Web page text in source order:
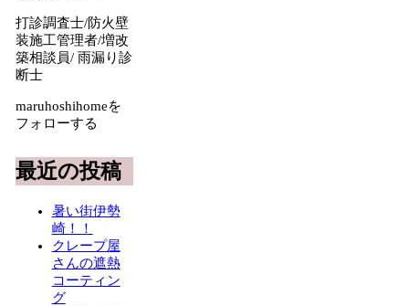
打診調査士/防火壁
装施工管理者/増改
築相談員/ 雨漏り診
断士
maruhoshihomeを
フォローする
最近の投稿
暑い街伊勢
崎！！
クレープ屋
さんの遮熱
コーティン
グ